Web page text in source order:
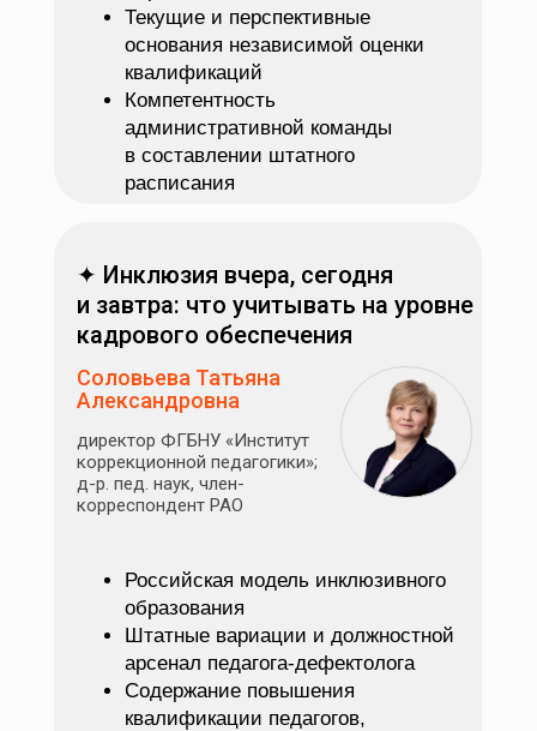
Текущие и перспективные
основания независимой оценки
квалификаций
Компетентность
административной команды
в составлении штатного
расписания
✦ Инклюзия вчера, сегодня
и завтра: что учитывать на уровне
кадрового обеспечения
Соловьева Татьяна
Александровна
директор ФГБНУ «Институт
коррекционной педагогики»;
д-р. пед. наук, член-
корреспондент РАО
Российская модель инклюзивного
образования
Штатные вариации и должностной
арсенал педагога-дефектолога
Содержание повышения
квалификации педагогов,